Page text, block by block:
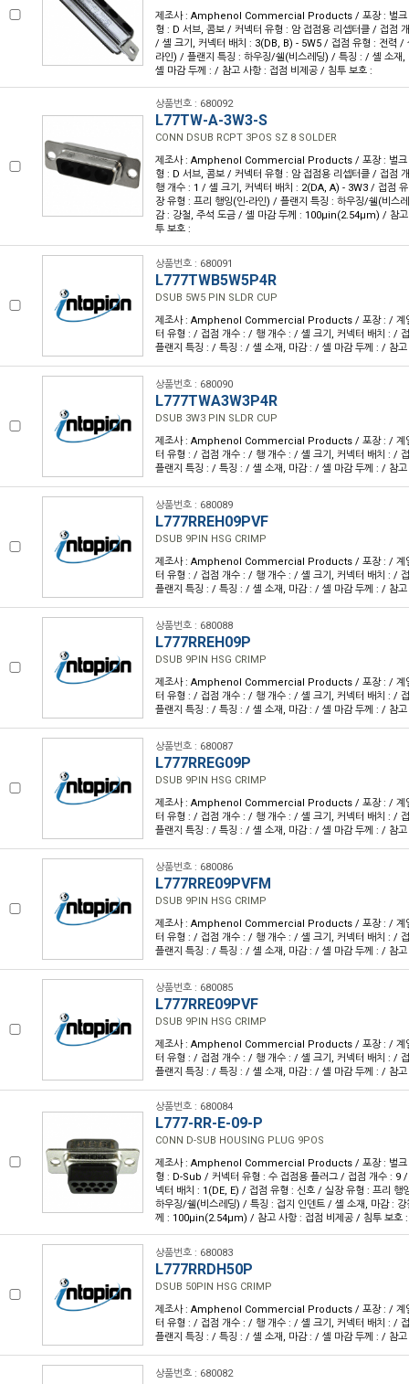
제조사 : Amphenol Commercial Products / 포장 : 벌크
형 : D 서브, 콤보 / 커넥터 유형 : 암 접점용 리셉터클 / 접점
/ 셸 크기, 커넥터 배치 : 3(DB, B) - 5W5 / 접점 유형 : 전력 /
라인) / 플랜지 특징 : 하우징/쉘(비스레딩) / 특징 : / 셸 소재,
셸 마감 두께 : / 참고 사항 : 접점 비제공 / 침투 보호 :
상품번호 : 680092
L77TW-A-3W3-S
CONN DSUB RCPT 3POS SZ 8 SOLDER
제조사 : Amphenol Commercial Products / 포장 : 벌크
형 : D 서브, 콤보 / 커넥터 유형 : 암 접점용 리셉터클 / 접점
행 개수 : 1 / 셸 크기, 커넥터 배치 : 2(DA, A) - 3W3 / 접점
장 유형 : 프리 행잉(인-라인) / 플랜지 특징 : 하우징/쉘(비스
감 : 강철, 주석 도금 / 셸 마감 두께 : 100µin(2.54µm) / 참
투 보호 :
상품번호 : 680091
L777TWB5W5P4R
DSUB 5W5 PIN SLDR CUP
제조사 : Amphenol Commercial Products / 포장 : / 계
터 유형 : / 접점 개수 : / 행 개수 : / 셸 크기, 커넥터 배치 : /
플랜지 특징 : / 특징 : / 셸 소재, 마감 : / 셸 마감 두께 : / 참
상품번호 : 680090
L777TWA3W3P4R
DSUB 3W3 PIN SLDR CUP
제조사 : Amphenol Commercial Products / 포장 : / 계
터 유형 : / 접점 개수 : / 행 개수 : / 셸 크기, 커넥터 배치 : /
플랜지 특징 : / 특징 : / 셸 소재, 마감 : / 셸 마감 두께 : / 참
상품번호 : 680089
L777RREH09PVF
DSUB 9PIN HSG CRIMP
제조사 : Amphenol Commercial Products / 포장 : / 계
터 유형 : / 접점 개수 : / 행 개수 : / 셸 크기, 커넥터 배치 : /
플랜지 특징 : / 특징 : / 셸 소재, 마감 : / 셸 마감 두께 : / 참
상품번호 : 680088
L777RREH09P
DSUB 9PIN HSG CRIMP
제조사 : Amphenol Commercial Products / 포장 : / 계
터 유형 : / 접점 개수 : / 행 개수 : / 셸 크기, 커넥터 배치 : /
플랜지 특징 : / 특징 : / 셸 소재, 마감 : / 셸 마감 두께 : / 참
상품번호 : 680087
L777RREG09P
DSUB 9PIN HSG CRIMP
제조사 : Amphenol Commercial Products / 포장 : / 계
터 유형 : / 접점 개수 : / 행 개수 : / 셸 크기, 커넥터 배치 : /
플랜지 특징 : / 특징 : / 셸 소재, 마감 : / 셸 마감 두께 : / 참
상품번호 : 680086
L777RRE09PVFM
DSUB 9PIN HSG CRIMP
제조사 : Amphenol Commercial Products / 포장 : / 계
터 유형 : / 접점 개수 : / 행 개수 : / 셸 크기, 커넥터 배치 : /
플랜지 특징 : / 특징 : / 셸 소재, 마감 : / 셸 마감 두께 : / 참
상품번호 : 680085
L777RRE09PVF
DSUB 9PIN HSG CRIMP
제조사 : Amphenol Commercial Products / 포장 : / 계
터 유형 : / 접점 개수 : / 행 개수 : / 셸 크기, 커넥터 배치 : /
플랜지 특징 : / 특징 : / 셸 소재, 마감 : / 셸 마감 두께 : / 참
상품번호 : 680084
L777-RR-E-09-P
CONN D-SUB HOUSING PLUG 9POS
제조사 : Amphenol Commercial Products / 포장 : 벌크
형 : D-Sub / 커넥터 유형 : 수 접점용 플러그 / 접점 개수 : 9
넥터 배치 : 1(DE, E) / 접점 유형 : 신호 / 실장 유형 : 프리 행
하우징/쉘(비스레딩) / 특징 : 접지 인덴트 / 셸 소재, 마감 :
께 : 100µin(2.54µm) / 참고 사항 : 접점 비제공 / 침투 보호 :
상품번호 : 680083
L777RRDH50P
DSUB 50PIN HSG CRIMP
제조사 : Amphenol Commercial Products / 포장 : / 계
터 유형 : / 접점 개수 : / 행 개수 : / 셸 크기, 커넥터 배치 : /
플랜지 특징 : / 특징 : / 셸 소재, 마감 : / 셸 마감 두께 : / 참
상품번호 : 680082